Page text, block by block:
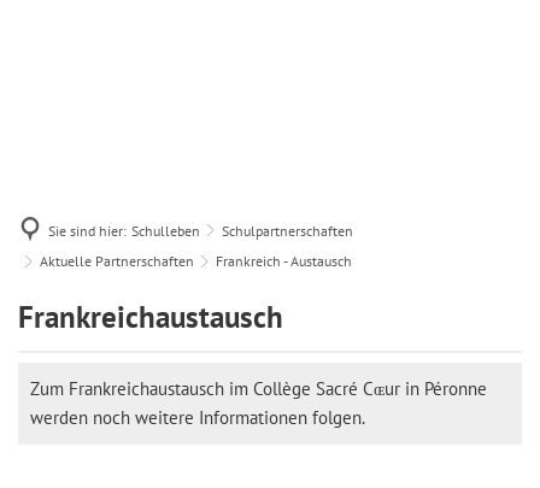
Sie sind hier: Schulleben
Schulpartnerschaften
Aktuelle Partnerschaften
Frankreich - Austausch
Frankreich
Austausch
Frankreichaustausch
Zum Frankreichaustausch im Collège Sacré Cɶur in Péronne
werden noch weitere Informationen folgen.